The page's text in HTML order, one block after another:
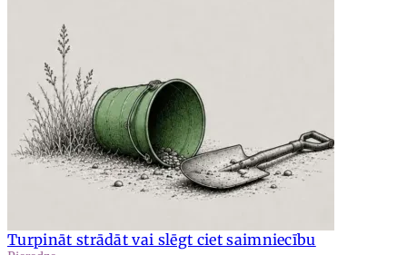
Turpināt strādāt vai slēgt ciet saimniecību